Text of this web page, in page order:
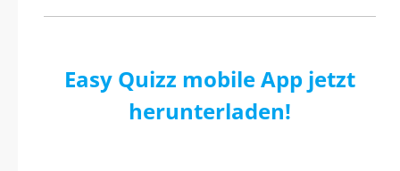
Easy Quizz mobile App jetzt
herunterladen!